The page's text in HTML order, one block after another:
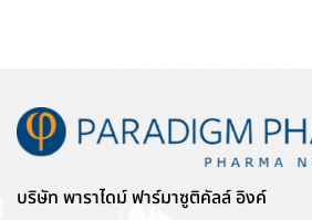
บริษัท พาราไดม์ ฟาร์มาซูติคัลล์ อิงค์